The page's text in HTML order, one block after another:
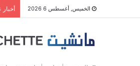
الخميس, أغسطس 6 2026 أخبار